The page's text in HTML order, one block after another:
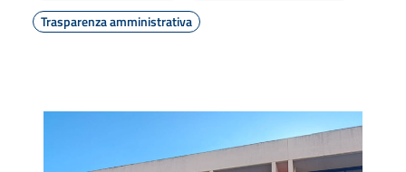
Trasparenza amministrativa